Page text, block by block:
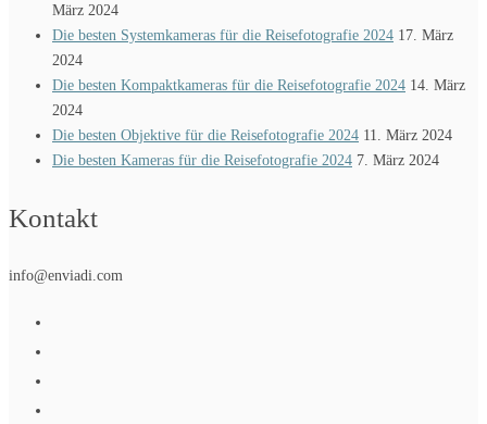
März 2024
Die besten Systemkameras für die Reisefotografie 2024 17. März
2024
Die besten Kompaktkameras für die Reisefotografie 2024 14. März
2024
Die besten Objektive für die Reisefotografie 2024 11. März 2024
Die besten Kameras für die Reisefotografie 2024 7. März 2024
Kontakt
info@enviadi.com